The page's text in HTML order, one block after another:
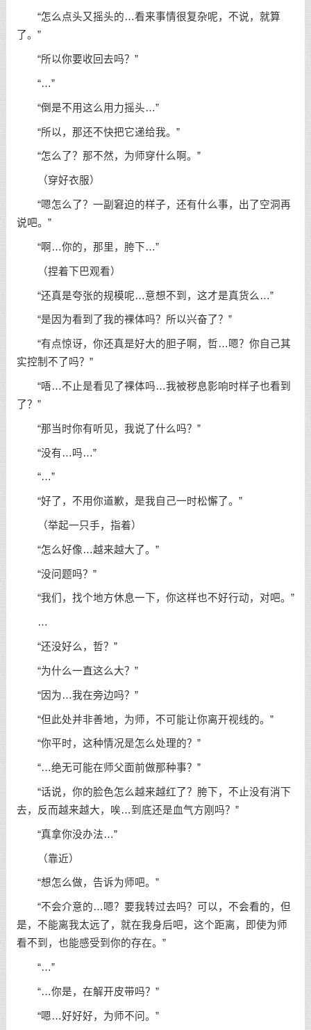
“怎么点头又摇头的…看来事情很复杂呢，不说，就算
了。”
“所以你要收回去吗？”
“…”
“倒是不用这么用力摇头…”
“所以，那还不快把它递给我。”
“怎么了？那不然，为师穿什么啊。”
（穿好衣服）
“嗯怎么了？一副窘迫的样子，还有什么事，出了空洞再
说吧。”
“啊…你的，那里，胯下…”
（捏着下巴观看）
“还真是夸张的规模呢…意想不到，这才是真货么…”
“是因为看到了我的裸体吗？所以兴奋了？”
“有点惊讶，你还真是好大的胆子啊，哲…嗯？你自己其
实控制不了吗？”
“唔…不止是看见了裸体吗…我被秽息影响时样子也看到
了？”
“那当时你有听见，我说了什么吗？”
“没有…吗…”
“…”
“好了，不用你道歉，是我自己一时松懈了。”
（举起一只手，指着）
“怎么好像…越来越大了。”
“没问题吗？”
“我们，找个地方休息一下，你这样也不好行动，对吧。”
…
“还没好么，哲？”
“为什么一直这么大？”
“因为…我在旁边吗？”
“但此处并非善地，为师，不可能让你离开视线的。”
“你平时，这种情况是怎么处理的？”
“…绝无可能在师父面前做那种事？”
“话说，你的脸色怎么越来越红了？胯下，不止没有消下
去，反而越来越大，唉…到底还是血气方刚吗？”
“真拿你没办法…”
（靠近）
“想怎么做，告诉为师吧。”
“不会介意的…嗯？要我转过去吗？可以，不会看的，但
是，不能离我太远了，就在我身后吧，这个距离，即使为师
看不到，也能感受到你的存在。”
“…”
“…你是，在解开皮带吗？”
“嗯…好好好，为师不问。”